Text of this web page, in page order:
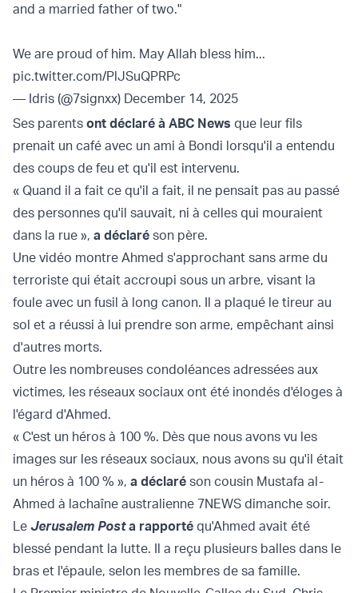
and a married father of two."
We are proud of him. May Allah bless him...
pic.twitter.com/PlJSuQPRPc
— Idris (@7signxx) December 14, 2025
Ses parents ont déclaré à ABC News que leur fils
prenait un café avec un ami à Bondi lorsqu'il a entendu
des coups de feu et qu'il est intervenu.
« Quand il a fait ce qu'il a fait, il ne pensait pas au passé
des personnes qu'il sauvait, ni à celles qui mouraient
dans la rue », a déclaré son père.
Une vidéo montre Ahmed s'approchant sans arme du
terroriste qui était accroupi sous un arbre, visant la
foule avec un fusil à long canon. Il a plaqué le tireur au
sol et a réussi à lui prendre son arme, empêchant ainsi
d'autres morts.
Outre les nombreuses condoléances adressées aux
victimes, les réseaux sociaux ont été inondés d'éloges à
l'égard d'Ahmed.
« C'est un héros à 100 %. Dès que nous avons vu les
images sur les réseaux sociaux, nous avons su qu'il était
un héros à 100 % », a déclaré son cousin Mustafa al-
Ahmed à lachaîne australienne 7NEWS dimanche soir.
Le Jerusalem Posta rapporté qu'Ahmed avait été
blessé pendant la lutte. Il a reçu plusieurs balles dans le
bras et l'épaule, selon les membres de sa famille.